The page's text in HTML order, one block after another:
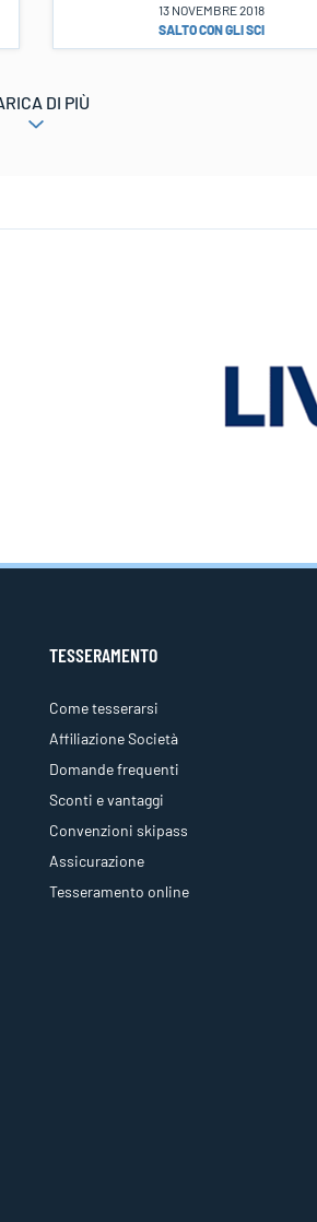
13 NOVEMBRE 2018
SALTO CON GLI SCI
DI PIÙ
TESSERAMENTO
Come tesserarsi
Affiliazione Società
Domande frequenti
Sconti e vantaggi
Convenzioni skipass
Assicurazione
Tesseramento online